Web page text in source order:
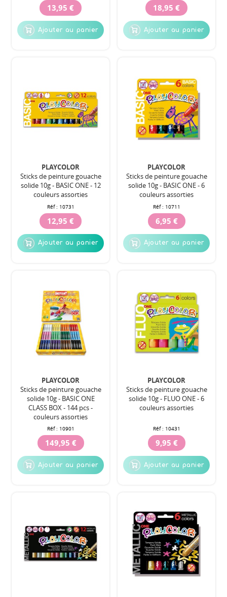
13,95 €
Ajouter au panier
18,95 €
Ajouter au panier
PLAYCOLOR
Sticks de peinture gouache
solide 10g - BASIC ONE - 12
couleurs assorties
Réf : 10731
12,95 €
Ajouter au panier
PLAYCOLOR
Sticks de peinture gouache
solide 10g - BASIC ONE - 6
couleurs assorties
Réf : 10711
6,95 €
Ajouter au panier
PLAYCOLOR
Sticks de peinture gouache
solide 10g - BASIC ONE
CLASS BOX - 144 pcs -
couleurs assorties
Réf : 10901
149,95 €
Ajouter au panier
PLAYCOLOR
Sticks de peinture gouache
solide 10g - FLUO ONE - 6
couleurs assorties
Réf : 10431
9,95 €
Ajouter au panier